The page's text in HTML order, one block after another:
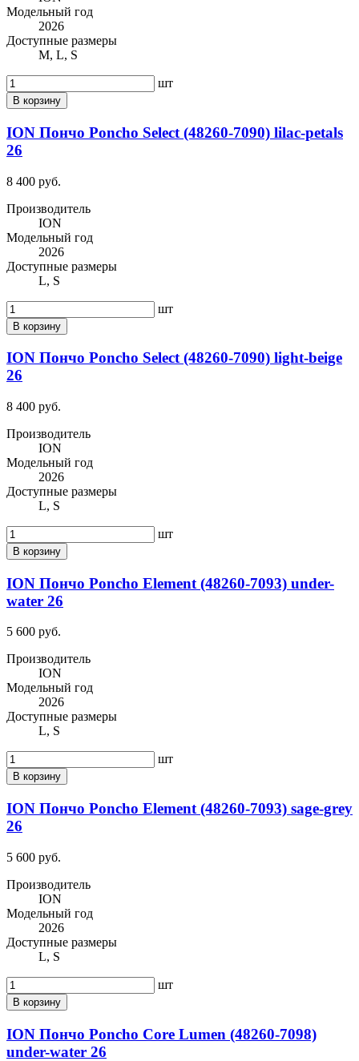
Модельный год
2026
Доступные размеры
M, L, S
шт
В корзину
ION Пончо Poncho Select (48260-7090) lilac-petals
26
8 400 руб.
Производитель
ION
Модельный год
2026
Доступные размеры
L, S
шт
В корзину
ION Пончо Poncho Select (48260-7090) light-beige
26
8 400 руб.
Производитель
ION
Модельный год
2026
Доступные размеры
L, S
шт
В корзину
ION Пончо Poncho Element (48260-7093) under-
water 26
5 600 руб.
Производитель
ION
Модельный год
2026
Доступные размеры
L, S
шт
В корзину
ION Пончо Poncho Element (48260-7093) sage-grey
26
5 600 руб.
Производитель
ION
Модельный год
2026
Доступные размеры
L, S
шт
В корзину
ION Пончо Poncho Core Lumen (48260-7098)
under-water 26